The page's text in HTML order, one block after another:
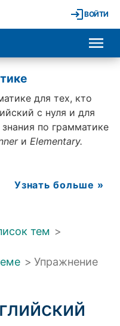
ВОЙТИ
для тех, кто
с нуля и для
по грамматике
и Elementary.
Узнать больше »
тем >
> Упражнение